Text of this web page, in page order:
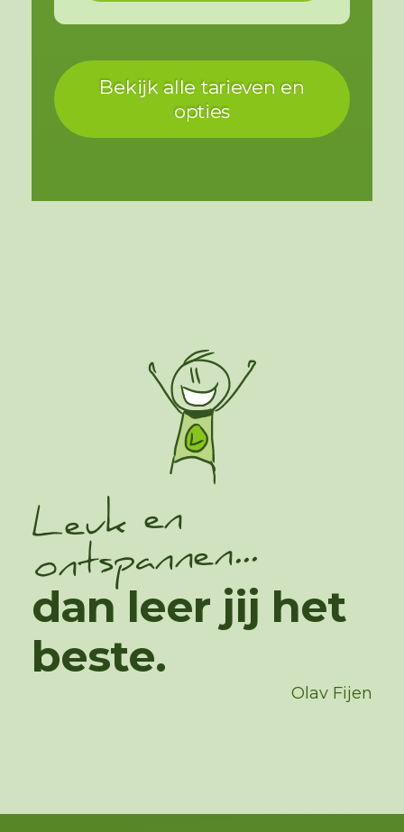
Bekijk alle tarieven en
opties
Leuk en
ontspannen...
dan leer jij het
beste.
Olav Fijen